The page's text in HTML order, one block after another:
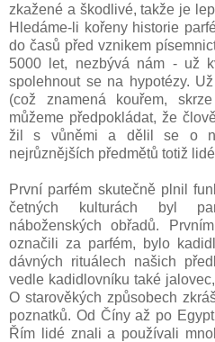
zkažené a škodlivé, takže je
Hledáme-li kořeny historie
do časů před vznikem
5000 let, nezbývá nám - už
spolehnout se na hypotézy.
(což znamená kouřem,
můžeme předpokládat, že
žil s vůněmi a dělil se o
nejrůznějších předmětů totiž
První parfém skutečně plnil
četných kulturách byl
náboženských obřadů.
označili za parfém, bylo
dávných rituálech našich
vedle kadidlovníku také
O starověkých způsobech
poznatků. Od Číny až po
Řím lidé znali a používali